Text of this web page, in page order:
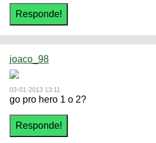
joaco_98
03-01-2013 13:11
go pro hero 1 o 2?